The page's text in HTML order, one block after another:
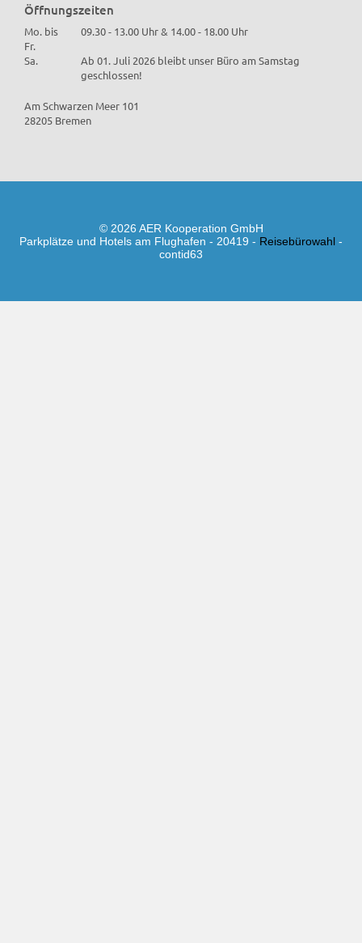
Öffnungszeiten
Mo. bis
Fr.
09.30 - 13.00 Uhr & 14.00 - 18.00 Uhr
Sa.
Ab 01. Juli 2026 bleibt unser Büro am Samstag
geschlossen!
Am Schwarzen Meer 101
28205 Bremen
© 2026 AER Kooperation GmbH
Parkplätze und Hotels am Flughafen - 20419 - Reisebürowahl -
contid63